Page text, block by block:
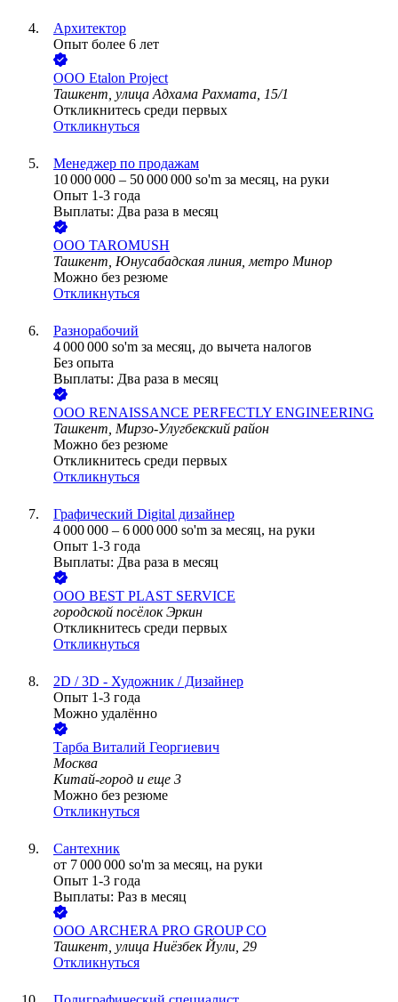
Архитектор
Опыт более 6 лет
ООО Etalon Project
Ташкент, улица Адхама Рахмата, 15/1
Откликнитесь среди первых
Откликнуться
Менеджер по продажам
10 000 000 – 50 000 000 so'm за месяц, на руки
Опыт 1-3 года
Выплаты: Два раза в месяц
ООО TAROMUSH
Ташкент, Юнусабадская линия, метро Минор
Можно без резюме
Откликнуться
Разнорабочий
4 000 000 so'm за месяц, до вычета налогов
Без опыта
Выплаты: Два раза в месяц
ООО RENAISSANCE PERFECTLY ENGINEERING
Ташкент, Мирзо-Улугбекский район
Можно без резюме
Откликнитесь среди первых
Откликнуться
Графический Digital дизайнер
4 000 000 – 6 000 000 so'm за месяц, на руки
Опыт 1-3 года
Выплаты: Два раза в месяц
ООО BEST PLAST SERVICE
городской посёлок Эркин
Откликнитесь среди первых
Откликнуться
2D / 3D - Художник / Дизайнер
Опыт 1-3 года
Можно удалённо
Тарба Виталий Георгиевич
Москва
Китай-город и еще 3
Можно без резюме
Откликнуться
Сантехник
от 7 000 000 so'm за месяц, на руки
Опыт 1-3 года
Выплаты: Раз в месяц
ООО ARCHERA PRO GROUP CO
Ташкент, улица Ниёзбек Йули, 29
Откликнуться